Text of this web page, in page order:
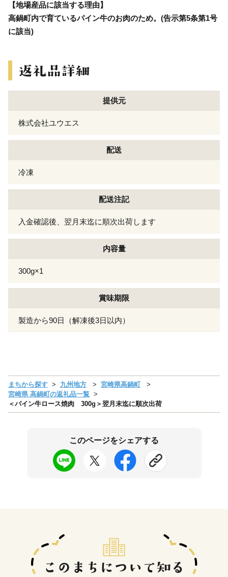
【地場産品に該当する理由】
高鍋町内で育ているパイン牛のお肉のため。(告示第5条第1号
に該当)
提供元
株式会社ユウエス
配送
冷凍
配送注記
入金確認後、翌月末迄に順次出荷します
内容量
300g×1
賞味期限
製造から90日（解凍後3日以内）
まちから探す 九州地方
宮崎県高鍋町
宮崎県 高鍋町の返礼品一覧
＜パイン牛ロース焼肉 300g＞翌月末迄に順次出荷
このページをシェアする